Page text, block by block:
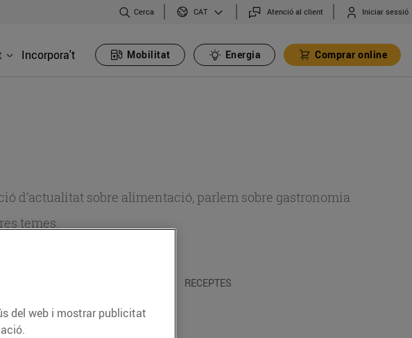
Cerca CAT Atenció al client Iniciar sessió
Incorpora't Mobilitat Energia Comprar online
d’actualitat sobre alimentació, parlem sobre gastronomia
temes.
RECEPTES
del web i mostrar publicitat